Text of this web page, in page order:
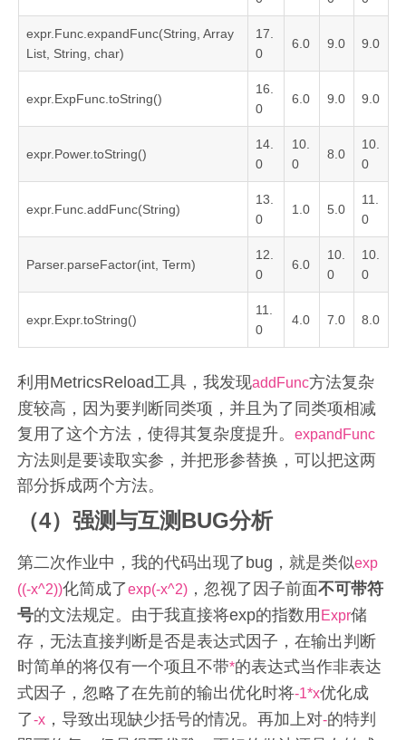
expr.Func.expandFunc(String, Array
List, String, char)
17.
0
6.0 9.0 9.0
expr.ExpFunc.toString()
16.
0
6.0 9.0 9.0
expr.Power.toString()
14.
0
10.
0
8.0
10.
0
expr.Func.addFunc(String)
13.
0
1.0 5.0
11.
0
Parser.parseFactor(int, Term)
12.
0
6.0
10.
0
10.
0
expr.Expr.toString()
11.
0
4.0 7.0 8.0
利用MetricsReload工具，我发现addFunc方法复杂
度较高，因为要判断同类项，并且为了同类项相减
复用了这个方法，使得其复杂度提升。expandFunc
方法则是要读取实参，并把形参替换，可以把这两
部分拆成两个方法。
（4）强测与互测BUG分析
第二次作业中，我的代码出现了bug，就是类似exp
((-x^2))化简成了exp(-x^2) ，忽视了因子前面不可带符
号的文法规定。由于我直接将exp的指数用 Expr储
存，无法直接判断是否是表达式因子，在输出判断
时简单的将仅有一个项且不带*的表达式当作非表达
式因子，忽略了在先前的输出优化时将-1*x优化成
了-x ，导致出现缺少括号的情况。再加上对-的特判